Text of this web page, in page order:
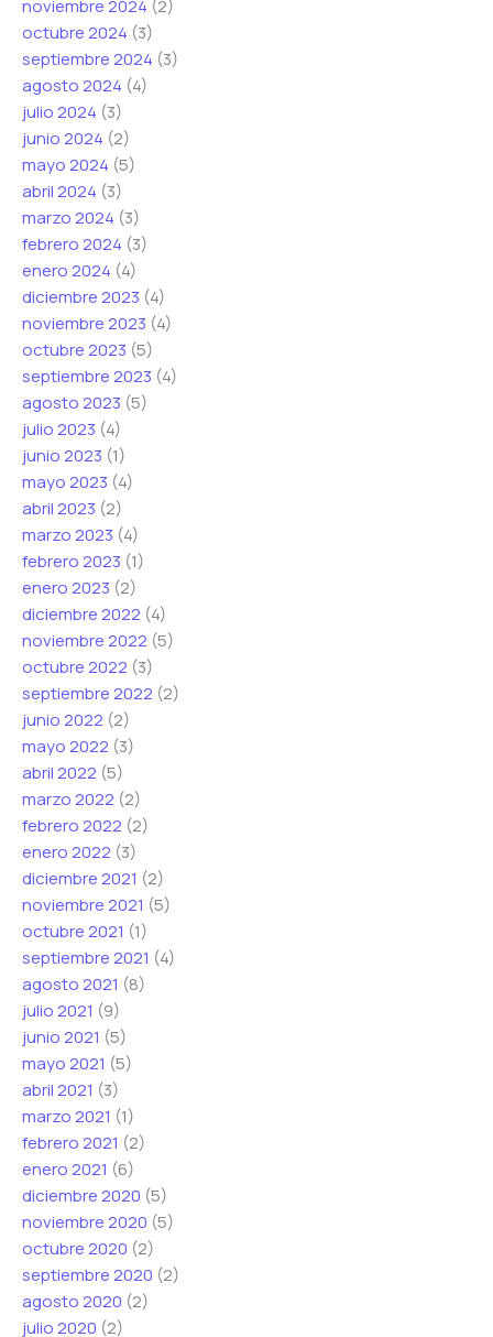
noviembre 2024 (2)
octubre 2024 (3)
septiembre 2024 (3)
agosto 2024 (4)
julio 2024 (3)
junio 2024 (2)
mayo 2024 (5)
abril 2024 (3)
marzo 2024 (3)
febrero 2024 (3)
enero 2024 (4)
diciembre 2023 (4)
noviembre 2023 (4)
octubre 2023 (5)
septiembre 2023 (4)
agosto 2023 (5)
julio 2023 (4)
junio 2023 (1)
mayo 2023 (4)
abril 2023 (2)
marzo 2023 (4)
febrero 2023 (1)
enero 2023 (2)
diciembre 2022 (4)
noviembre 2022 (5)
octubre 2022 (3)
septiembre 2022 (2)
junio 2022 (2)
mayo 2022 (3)
abril 2022 (5)
marzo 2022 (2)
febrero 2022 (2)
enero 2022 (3)
diciembre 2021 (2)
noviembre 2021 (5)
octubre 2021 (1)
septiembre 2021 (4)
agosto 2021 (8)
julio 2021 (9)
junio 2021 (5)
mayo 2021 (5)
abril 2021 (3)
marzo 2021 (1)
febrero 2021 (2)
enero 2021 (6)
diciembre 2020 (5)
noviembre 2020 (5)
octubre 2020 (2)
septiembre 2020 (2)
agosto 2020 (2)
julio 2020 (2)